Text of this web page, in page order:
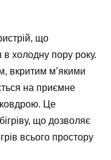
що
в холодну пору року.
вкритим м’якими
на приємне
Це
що дозволяє
всього простору